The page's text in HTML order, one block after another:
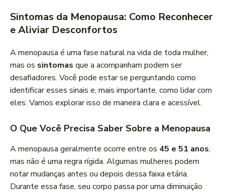
o
Sintomas da Menopausa: Como Reconhecer
e Aliviar Desconfortos
A menopausa é uma fase natural na vida de toda mulher,
mas os sintomas que a acompanham podem ser
desafiadores. Você pode estar se perguntando como
identificar esses sinais e, mais importante, como lidar com
eles. Vamos explorar isso de maneira clara e acessível.
O Que Você Precisa Saber Sobre a Menopausa
A menopausa geralmente ocorre entre os 45 e 51 anos,
mas não é uma regra rígida. Algumas mulheres podem
notar mudanças antes ou depois dessa faixa etária.
Durante essa fase, seu corpo passa por uma diminuição